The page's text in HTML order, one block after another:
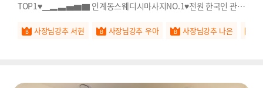
TOP1♥▁▂▃▅▆▇ 인계동스웨디시마사지NO.1♥전원 한국인 관리
사장님강추 서현 사장님강추 우아 사장님강추 나은